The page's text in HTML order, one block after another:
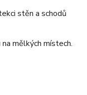
stěn a schodů
mělkých místech.